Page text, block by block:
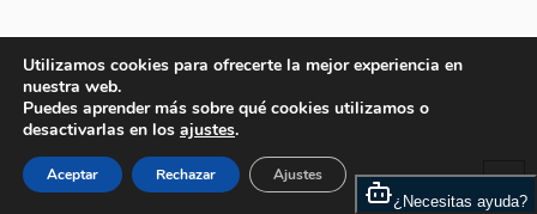
Utilizamos cookies para ofrecerte la mejor experiencia en
nuestra web.
Puedes aprender más sobre qué cookies utilizamos o
desactivarlas en los ajustes.
Aceptar Rechazar Ajustes